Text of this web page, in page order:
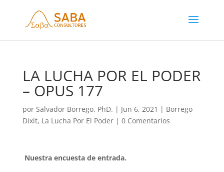
LA LUCHA POR EL PODER
– OPUS 177
por Salvador Borrego, PhD. | Jun 6, 2021 | Borrego
Dixit, La Lucha Por El Poder| 0 Comentarios
Nuestra encuesta de entrada.